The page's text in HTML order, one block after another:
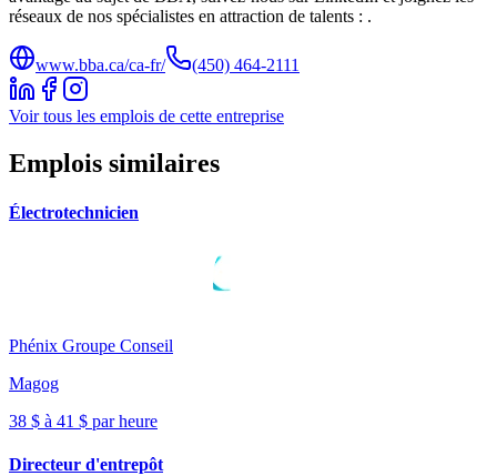
réseaux de nos spécialistes en attraction de talents : .
www.bba.ca/ca-fr/ (450) 464-2111
Voir tous les emplois de cette entreprise
Emplois similaires
Électrotechnicien
Phénix Groupe Conseil
Magog
38 $ à 41 $ par heure
Directeur d'entrepôt